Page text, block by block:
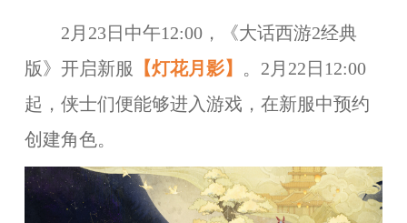
2月23日中午12:00，《大话西游2经典
版》开启新服 【灯花月影】
。2月22日12:00
起，侠士们便能够进入游戏，在新服中预约
创建角色。